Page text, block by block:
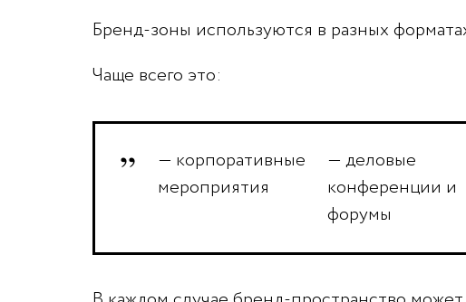
Бренд-зоны используются в разных
Чаще всего это:
— корпоративные
мероприятия
— деловые
конференции и
форумы